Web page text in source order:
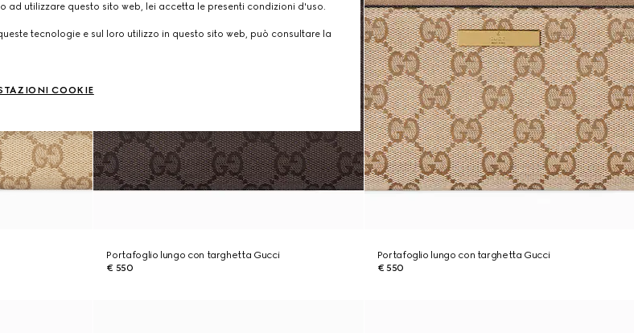
Portafoglio lungo con targhetta Gucci
€ 550
Portafoglio lungo con targhetta Gucci
€ 550
ad utilizzare questo sito web, lei accetta le presenti condizioni d'uso.
tecnologie e sul loro utilizzo in questo sito web, può consultare la
COOKIE